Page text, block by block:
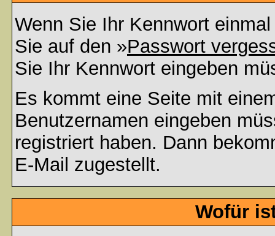
Wenn Sie Ihr Kennwort
Sie auf den »Passwort
Sie Ihr Kennwort eingeben
Es kommt eine Seite mit
Benutzernamen eingeben
registriert haben. Dann
E-Mail zugestellt.
Wofür